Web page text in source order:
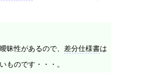
昧性があるので、 差分仕様書は
ものです・・・。